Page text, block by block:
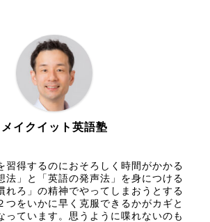
メイクイット英語塾
習得するのにおそろしく時間がかかる
法」と「英語の発声法」を身につける
れろ」の精神でやってしまおうとする
つをいかに早く克服できるかがカギと
っています。思うように喋れないのも